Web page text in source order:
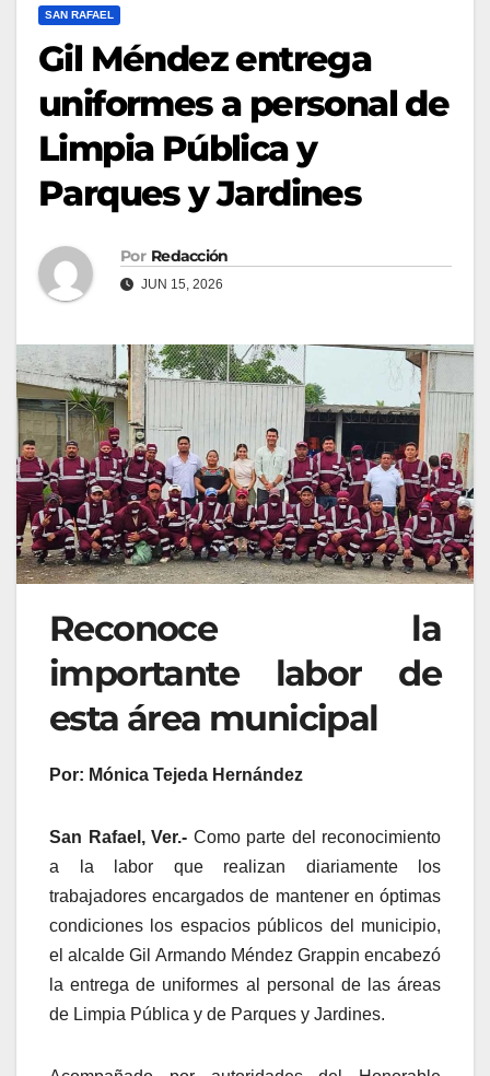
SAN RAFAEL
Gil Méndez entrega
uniformes a personal de
Limpia Pública y
Parques y Jardines
Por Redacción
JUN 15, 2026
Reconoce la
importante labor de
esta área municipal
Por: Mónica Tejeda Hernández
San Rafael, Ver.- Como parte del reconocimiento
a la labor que realizan diariamente los
trabajadores encargados de mantener en óptimas
condiciones los espacios públicos del municipio,
el alcalde Gil Armando Méndez Grappin encabezó
la entrega de uniformes al personal de las áreas
de Limpia Pública y de Parques y Jardines.